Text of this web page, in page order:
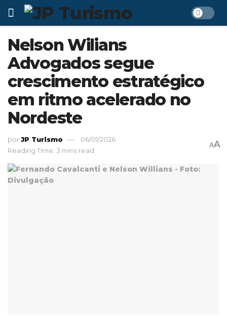
Nelson Wilians
Advogados segue
crescimento estratégico
em ritmo acelerado no
Nordeste
porJP Turismo
06/01/2026
Reading Time: 3 mins read
AA